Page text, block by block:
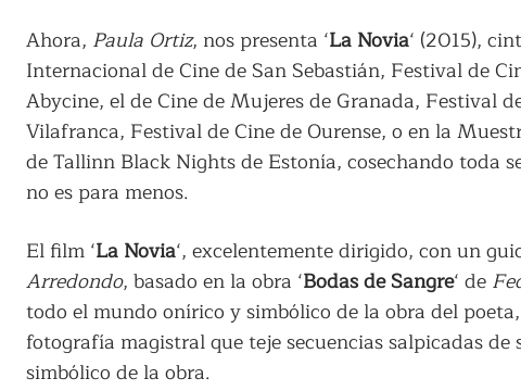
Ahora, Paula Ortiz, nos presenta ‘La Novia‘ (2015),
Internacional de Cine de San Sebastián, Festival de
Abycine, el de Cine de Mujeres de Granada, Festival
Vilafranca, Festival de Cine de Ourense, o en la
de Tallinn Black Nights de Estonía, cosechando toda
no es para menos.
El film ‘La Novia‘, excelentemente dirigido, con un
Arredondo, basado en la obra ‘Bodas de Sangre‘ de
todo el mundo onírico y simbólico de la obra del
fotografía magistral que teje secuencias salpicadas
simbólico de la obra.